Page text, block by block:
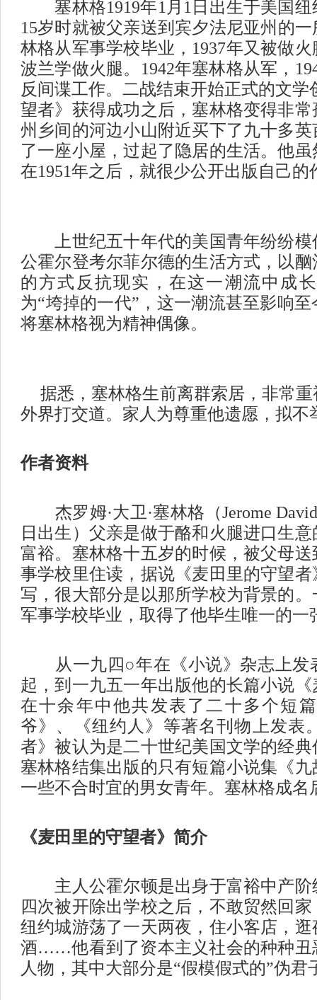
塞林格1919年1 月 1 日出生于美国
15岁时就被父亲送到宾夕法尼亚州的
林格从军事学校毕业， 1937年又被做
波兰学做火腿。 1942年塞林格从军，
反间谍工作。二战结束开始正式的文
望者》获得成功之后，塞林格变得非
州乡间的河边小山附近买下了九十多
了一座小屋，过起了隐居的生活。他
在1951年之后，就很少公开出版自己的
上世纪五十年代的美国青年纷纷模
公霍尔登考尔菲尔德的生活方式，以
的方式反抗现实，在这一潮流中成
为“垮掉的一代”，这一潮流甚至影响
将塞林格视为精神偶像。
据悉，塞林格生前离群索居，非常
外界打交道。家人为尊重他遗愿，拟不
作者资料
杰罗姆·大卫·塞林格（Jerome
日出生）父亲是做于酪和火腿进口生
富裕。塞林格十五岁的时候，被父母
事学校里住读，据说《麦田里的守望
写，很大部分是以那所学校为背景的
军事学校毕业，取得了他毕生唯一的一
从一九四○年在《小说》杂志上发
起，到一九五一年出版他的长篇小说
在十余年中他共发表了二十多个短
爷》、《纽约人》等著名刊物上发表
者》被认为是二十世纪美国文学的经
塞林格结集出版的只有短篇小说集《
一些不合时宜的男女青年。塞林格成名
《麦田里的守望者》简介
主人公霍尔顿是出身于富裕中产阶
四次被开除出学校之后，不敢贸然回
纽约城游荡了一天两夜，住小客店，
酒……他看到了资本主义社会的种种丑
人物，其中大部分是“假模假式的”伪君